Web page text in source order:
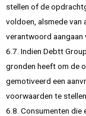
stellen of de
voldoen, alsmede van
verantwoord aangaan
6.7. Indien Debtt
gronden heeft om de
gemotiveerd een
voorwaarden te stellen.
6.8. Consumenten die